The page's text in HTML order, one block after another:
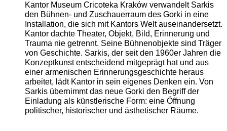
Kantor Museum Cricoteka Kraków verwandelt Sarkis
den Bühnen- und Zuschauerraum des Gorki in eine
Installation, die sich mit Kantors Welt auseinandersetzt.
Kantor dachte Theater, Objekt, Bild, Erinnerung und
Trauma nie getrennt. Seine Bühnenobjekte sind Träger
von Geschichte. Sarkis, der seit den 1960er Jahren die
Konzeptkunst entscheidend mitgeprägt hat und aus
einer armenischen ­Erinnerungsgeschichte heraus
arbeitet, lädt Kantor in sein eigenes Denken ein. Von
Sarkis übernimmt das neue Gorki den Begriff der
Einladung als künstlerische Form: eine Öffnung
politischer, historischer und ästhetischer Räume.